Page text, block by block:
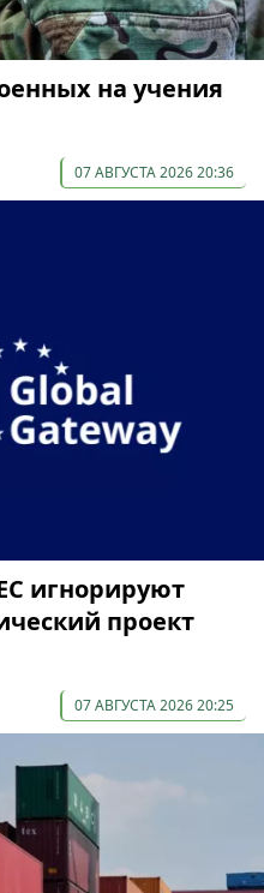
на учения
07 АВГУСТА 2026 20:36
игнорируют
проект
07 АВГУСТА 2026 20:25